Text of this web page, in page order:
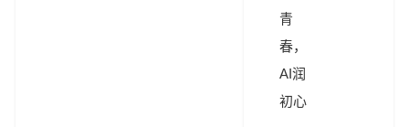
青
春，
AI润
初心